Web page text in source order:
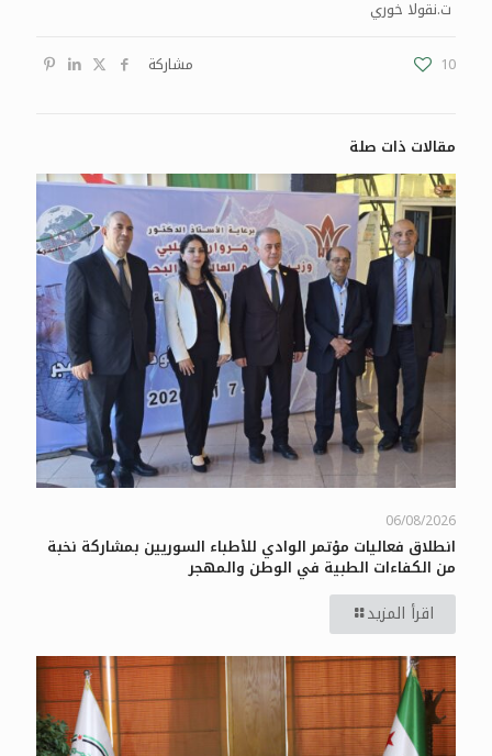
ت.نقولا خوري
مشاركة
10
مقالات ذات صلة
06/08/2026
انطلاق فعاليات مؤتمر الوادي للأطباء السوريين بمشاركة نخبة
من الكفاءات الطبية في الوطن والمهجر
اقرأ المزيد